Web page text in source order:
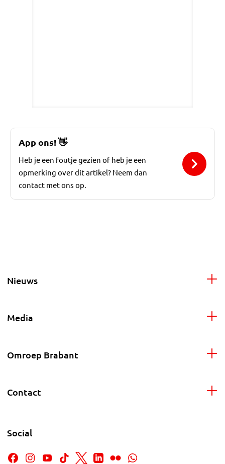
App ons!👋
Heb je een foutje gezien of heb je een
opmerking over dit artikel? Neem dan
contact met ons op.
Nieuws
Media
Omroep Brabant
Contact
Social